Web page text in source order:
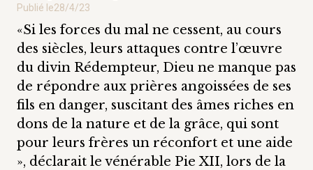
Publié le28/4/23
«Si les forces du mal ne cessent, au cours
des siècles, leurs attaques contre l’œuvre
du divin Rédempteur, Dieu ne manque pas
de répondre aux prières angoissées de ses
fils en danger, suscitant des âmes riches en
dons de la nature et de la grâce, qui sont
pour leurs frères un réconfort et une aide
», déclarait le vénérable Pie XII, lors de la